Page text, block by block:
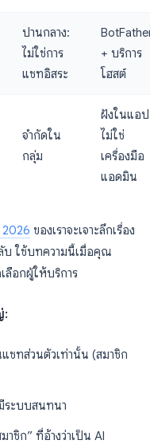
ปานกลาง:
ไม่ใช่การ
แชทอิสระ
+ บริการ
โฮสต์
จำกัดใน
กลุ่ม
ฝังในแอป
ไม่ใช่
เครื่องมือ
แอดมิน
ของเราจะเจาะลึกเรื่อง
บ ใช้บทความนี้เมื่อคุณ
ลือกผู้ให้บริการ
:
ชทส่วนตัวเท่านั้น (สมาชิก
ระบบสนทนา
าชิก” ที่อ้างว่าเป็น AI